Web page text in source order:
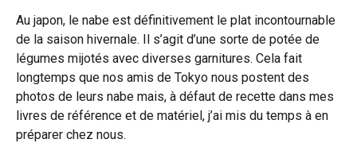
Au japon, le nabe est définitivement le plat incontournable
de la saison hivernale. Il s’agit d’une sorte de potée de
légumes mijotés avec diverses garnitures. Cela fait
longtemps que nos amis de Tokyo nous postent des
photos de leurs nabe mais, à défaut de recette dans mes
livres de référence et de matériel, j’ai mis du temps à en
préparer chez nous.